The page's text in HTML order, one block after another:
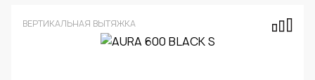
ВЕРТИКАЛЬНАЯ ВЫТЯЖКА